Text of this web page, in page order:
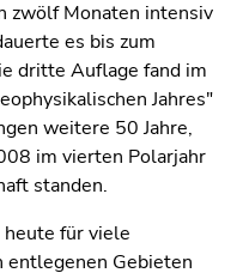
zwölf Monaten intensiv
es bis zum
dritte Auflage fand im
Jahres"
weitere 50 Jahre,
im vierten Polarjahr
standen.
heute für viele
entlegenen Gebieten